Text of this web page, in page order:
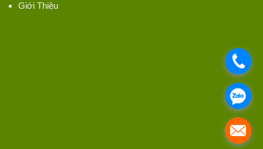
Giới Thiệu
.
.
.